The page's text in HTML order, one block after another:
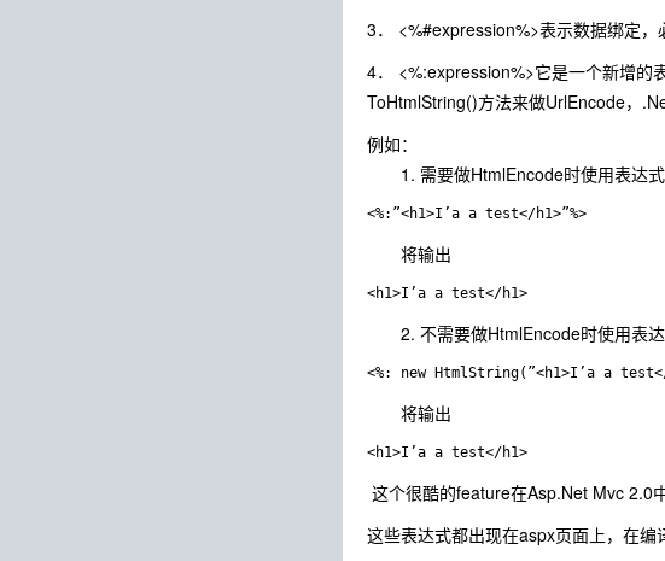
3． <%#expression%>表示数据绑定
4． <%:expression%>它是一个新增的
ToHtmlString()方法来做UrlEncode，
例如：
1. 需要做HtmlEncode时使用表达式
<%:”<h1>I’a a test</h1>”%>
将输出
2. 不需要做HtmlEncode时使用表
将输出
这个很酷的feature在Asp.Net Mvc 2.0
这些表达式都出现在aspx页面上，在